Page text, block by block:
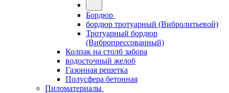
Бордюр
бордюр тротуарный (Вибролитьевой)
Тротуарный бордюр
(Вибропрессованный)
Колпак на столб забора
водосточный желоб
Газонная решетка
Полусфера бетонная
Пиломатериалы